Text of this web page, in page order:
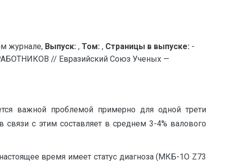
журнале, Выпуск: , Том: , Страницы в выпуске: -
// Евразийский Союз Ученых —
важной проблемой примерно для одной трети
с этим составляет в среднем 3-4% валового
время имеет статус диагноза (МКБ-1О Z73